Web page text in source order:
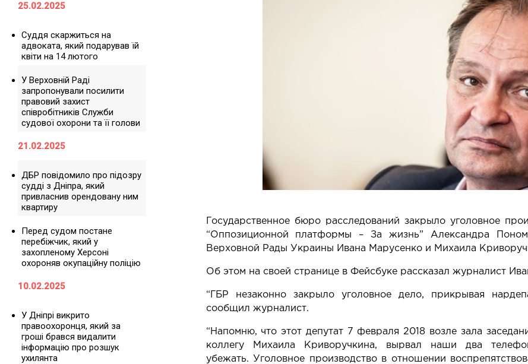
25.02.2025
Суддя скаржиться на
адвоката, який подарував їй
квіти на 14 лютого
У Верховній Раді
запропонували посилити
правовий захист
співробітників Служби
судової охорони та її голови
21.02.2025
ДБР повідомило про підозру
судді з Дніпра, який
привласнив орендовану ним
квартиру
Перед судом постане
перебіжчик, який у
захопленому Херсоні
охороняв окупаційну поліцію
10.02.2025
У Дніпрі викрито
правоохоронця, який за
гроші брався видалити
інформацію про розшук
ухилянта
Государственное бюро расследований закрыло уголовное
“Оппозиционной платформы – За жизнь” Александра
Верховной Рады Украины Ивана Марусенко и Михаила
Об этом на своей странице в Фейсбуке рассказал журналист
“ГБР незаконно закрыло уголовное дело, прикрывая
сообщил журналист.
“Напомню, что этот депутат 7 февраля 2018 возле зала
коллегу Михаила Криворучкина, вырвал наши два
убежать. Уголовное производство в отношении